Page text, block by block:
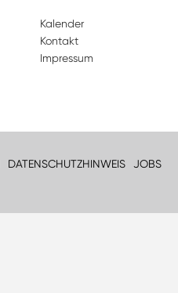
Kalender
Kontakt
Impressum
DATENSCHUTZHINWEIS JOBS